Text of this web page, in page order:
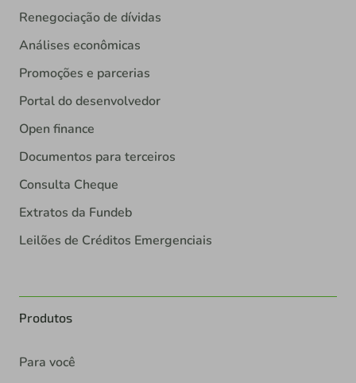
Renegociação de dívidas
Análises econômicas
Promoções e parcerias
Portal do desenvolvedor
Open finance
Documentos para terceiros
Consulta Cheque
Extratos da Fundeb
Leilões de Créditos Emergenciais
Produtos
Para você